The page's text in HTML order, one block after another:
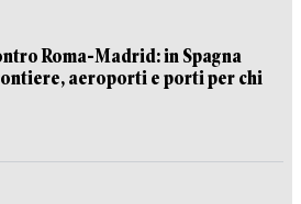
Roma-Madrid: in Spagna
aeroporti e porti per chi